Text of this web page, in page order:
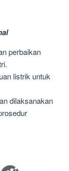
perbaikan
listrik untuk
dilaksanakan